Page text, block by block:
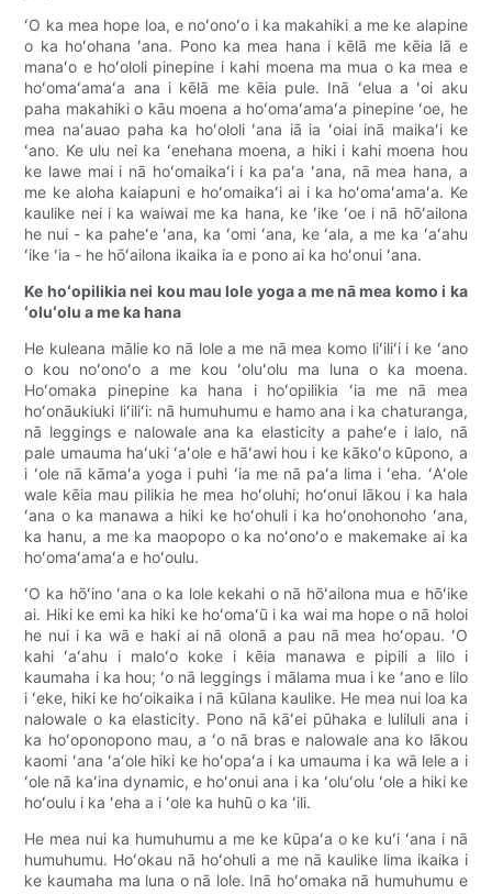
ʻO ka mea hope loa, e noʻonoʻo i ka makahiki a me ke alapine
o ka hoʻohana ʻana. Pono ka mea hana i kēlā me kēia lā e
manaʻo e hoʻololi pinepine i kahi moena ma mua o ka mea e
hoʻomaʻamaʻa ana i kēlā me kēia pule. Inā ʻelua a ʻoi aku
paha makahiki o kāu moena a hoʻomaʻamaʻa pinepine ʻoe, he
mea naʻauao paha ka hoʻololi ʻana iā ia ʻoiai inā maikaʻi ke
ʻano. Ke ulu nei ka ʻenehana moena, a hiki i kahi moena hou
ke lawe mai i nā hoʻomaikaʻi i ka paʻa ʻana, nā mea hana, a
me ke aloha kaiapuni e hoʻomaikaʻi ai i ka hoʻomaʻamaʻa. Ke
kaulike nei i ka waiwai me ka hana, ke ʻike ʻoe i nā hōʻailona
he nui - ka paheʻe ʻana, ka ʻomi ʻana, ke ʻala, a me ka ʻaʻahu
ʻike ʻia - he hōʻailona ikaika ia e pono ai ka hoʻonui ʻana.
Ke hoʻopilikia nei kou mau lole yoga a me nā mea komo i ka
ʻoluʻolu a me ka hana
He kuleana mālie ko nā lole a me nā mea komo liʻiliʻi i ke ʻano
o kou noʻonoʻo a me kou ʻoluʻolu ma luna o ka moena.
Hoʻomaka pinepine ka hana i hoʻopilikia ʻia me nā mea
hoʻonāukiuki liʻiliʻi: nā humuhumu e hamo ana i ka chaturanga,
nā leggings e nalowale ana ka elasticity a paheʻe i lalo, nā
pale umauma haʻuki ʻaʻole e hāʻawi hou i ke kākoʻo kūpono, a
i ʻole nā ​​​​kāmaʻa yoga i puhi ʻia me nā paʻa lima i ʻeha. ʻAʻole
wale kēia mau pilikia he mea hoʻoluhi; hoʻonui lākou i ka hala
ʻana o ka manawa a hiki ke hoʻohuli i ka hoʻonohonoho ʻana,
ka hanu, a me ka maopopo o ka noʻonoʻo e makemake ai ka
hoʻomaʻamaʻa e hoʻoulu.
ʻO ka hōʻino ʻana o ka lole kekahi o nā hōʻailona mua e hōʻike
ai. Hiki ke emi ka hiki ke hoʻomaʻū i ka wai ma hope o nā holoi
he nui i ka wā e haki ai nā olonā a pau nā mea hoʻopau. ʻO
kahi ʻaʻahu i maloʻo koke i kēia manawa e pipili a lilo i
kaumaha i ka hou; ʻo nā leggings i mālama mua i ke ʻano e lilo
i ʻeke, hiki ke hoʻoikaika i nā kūlana kaulike. He mea nui loa ka
nalowale o ka elasticity. Pono nā kāʻei pūhaka e luliluli ana i
ka hoʻoponopono mau, a ʻo nā bras e nalowale ana ko lākou
kaomi ʻana ʻaʻole hiki ke hoʻopaʻa i ka umauma i ka wā lele a i
ʻole nā ​​​​​​kaʻina dynamic, e hoʻonui ana i ka ʻoluʻolu ʻole a hiki ke
hoʻoulu i ka ʻeha a i ʻole ka huhū o ka ʻili.
He mea nui ka humuhumu a me ke kūpaʻa o ke kuʻi ʻana i nā
humuhumu. Hoʻokau nā hoʻohuli a me nā kaulike lima ikaika i
ke kaumaha ma luna o nā lole. Inā hoʻomaka nā humuhumu e